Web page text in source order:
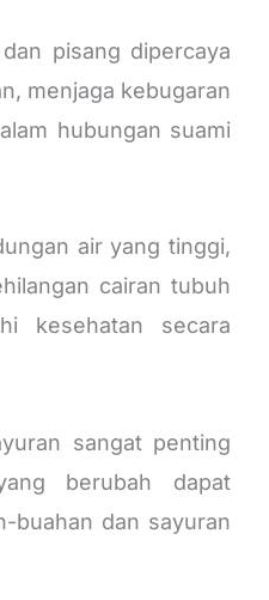
pisang dipercaya
menjaga kebugaran
hubungan suami
air yang tinggi,
cairan tubuh
kesehatan secara
sangat penting
berubah dapat
buahan dan sayuran